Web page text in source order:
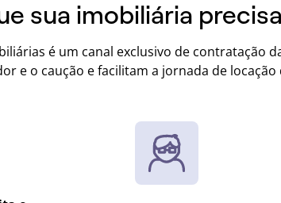
sua imobiliária
é um canal exclusivo de contratação
e o caução e facilitam a jornada de locação